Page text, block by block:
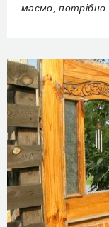
маємо, потрібно